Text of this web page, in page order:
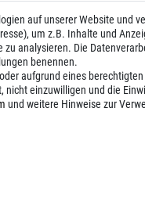
auf unserer Website und
um z.B. Inhalte und
analysieren. Die
benennen.
aufgrund eines
nicht einzuwilligen und die
und weitere Hinweise zur